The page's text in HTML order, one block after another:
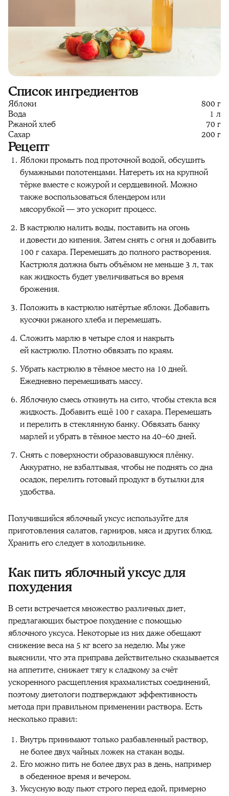
Список ингредиентов
Яблоки
800 г
Вода
1 л
Ржаной хлеб
70 г
Сахар
200 г
Рецепт
Яблоки промыть под проточной водой, обсушить
бумажными полотенцами. Натереть их на крупной
тёрке вместе с кожурой и сердцевиной. Можно
также воспользоваться блендером или
мясорубкой — это ускорит процесс.
В кастрюлю налить воды, поставить на огонь
и довести до кипения. Затем снять с огня и добавить
100 г сахара. Перемешать до полного растворения.
Кастрюля должна быть объёмом не меньше 3 л, так
как жидкость будет увеличиваться во время
брожения.
Положить в кастрюлю натёртые яблоки. Добавить
кусочки ржаного хлеба и перемешать.
Сложить марлю в четыре слоя и накрыть
ей кастрюлю. Плотно обвязать по краям.
Убрать кастрюлю в тёмное место на 10 дней.
Ежедневно перемешивать массу.
Яблочную смесь откинуть на сито, чтобы стекла вся
жидкость. Добавить ещё 100 г сахара. Перемешать
и перелить в стеклянную банку. Обвязать банку
марлей и убрать в тёмное место на 40–60 дней.
Снять с поверхности образовавшуюся плёнку.
Аккуратно, не взбалтывая, чтобы не поднять со дна
осадок, перелить готовый продукт в бутылки для
удобства.
Получившийся яблочный уксус используйте для
приготовления салатов, гарниров, мяса и других блюд.
Хранить его следует в холодильнике.
Как пить яблочный уксус для
похудения
В сети встречается множество различных диет,
предлагающих быстрое похудение с помощью
яблочного уксуса. Некоторые из них даже обещают
снижение веса на 5 кг всего за неделю. Мы уже
выяснили, что эта приправа действительно сказывается
на аппетите, снижает тягу к сладкому за счёт
ускоренного расщепления крахмалистых соединений,
поэтому диетологи подтверждают эффективность
метода при правильном применении раствора. Есть
несколько правил:
Внутрь принимают только разбавленный раствор,
не более двух чайных ложек на стакан воды.
Его можно пить не более двух раз в день, например
в обеденное время и вечером.
Уксусную воду пьют строго перед едой, примерно